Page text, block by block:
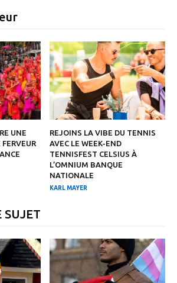
UNE
REJOINS LA VIBE DU TENNIS
AVEC LE WEEK-END
TENNISFEST CELSIUS À
L’OMNIUM BANQUE
NATIONALE
KARL MAYER
SUJET